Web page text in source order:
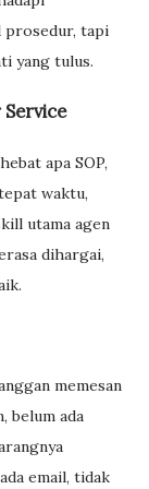
prosedur, tapi
yang tulus.
apa SOP,
waktu,
utama agen
dihargai,
memesan
belum ada
email, tidak